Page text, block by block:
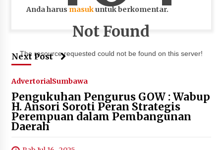
Anda harus masukuntuk berkomentar.
Next Post
AdvertorialSumbawa
Pengukuhan Pengurus GOW : Wabup
H. Ansori Soroti Peran Strategis
Perempuan dalam Pembangunan
Daerah
Not Found
The resource requested could not be found on this server!